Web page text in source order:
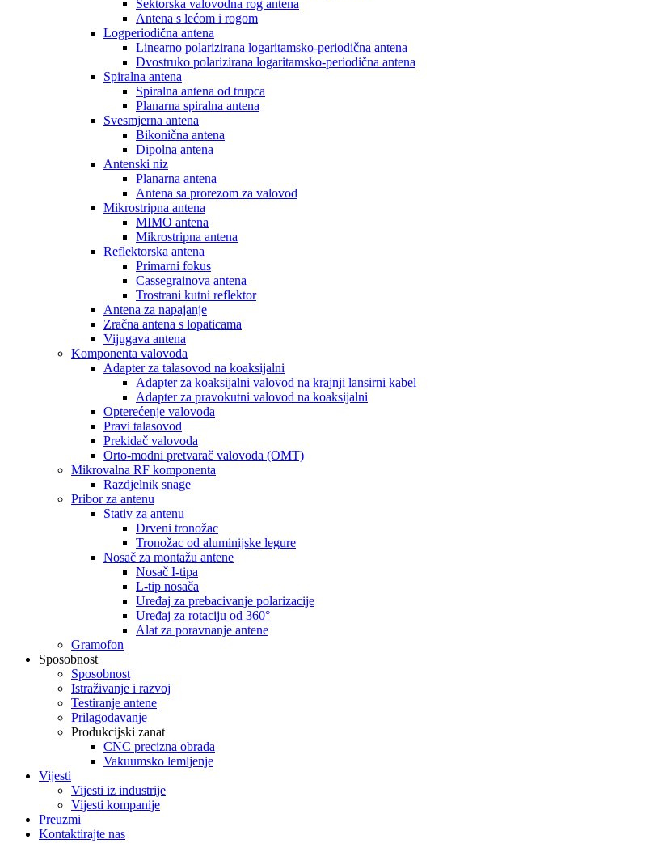
Sektorska valovodna rog antena
Antena s lećom i rogom
Logperiodična antena
Linearno polarizirana logaritamsko-periodična antena
Dvostruko polarizirana logaritamsko-periodična antena
Spiralna antena
Spiralna antena od trupca
Planarna spiralna antena
Svesmjerna antena
Bikonična antena
Dipolna antena
Antenski niz
Planarna antena
Antena sa prorezom za valovod
Mikrostripna antena
MIMO antena
Mikrostripna antena
Reflektorska antena
Primarni fokus
Cassegrainova antena
Trostrani kutni reflektor
Antena za napajanje
Zračna antena s lopaticama
Vijugava antena
Komponenta valovoda
Adapter za talasovod na koaksijalni
Adapter za koaksijalni valovod na krajnji lansirni kabel
Adapter za pravokutni valovod na koaksijalni
Opterećenje valovoda
Pravi talasovod
Prekidač valovoda
Orto-modni pretvarač valovoda (OMT)
Mikrovalna RF komponenta
Razdjelnik snage
Pribor za antenu
Stativ za antenu
Drveni tronožac
Tronožac od aluminijske legure
Nosač za montažu antene
Nosač I-tipa
L-tip nosača
Uređaj za prebacivanje polarizacije
Uređaj za rotaciju od 360°
Alat za poravnanje antene
Gramofon
Sposobnost
Sposobnost
Istraživanje i razvoj
Testiranje antene
Prilagođavanje
Produkcijski zanat
CNC precizna obrada
Vakuumsko lemljenje
Vijesti
Vijesti iz industrije
Vijesti kompanije
Preuzmi
Kontaktirajte nas